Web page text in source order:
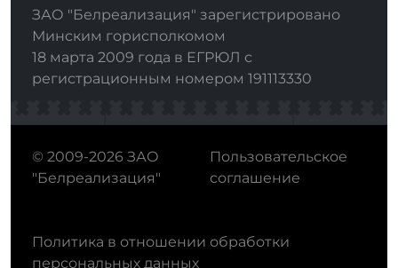
ЗАО "Белреализация" зарегистрировано
Минским горисполкомом
18 марта 2009 года в ЕГРЮЛ с
регистрационным номером 191113330
© 2009-2026 ЗАО
"Белреализация"
Пользовательское
соглашение
Политика в отношении обработки
персональных данных